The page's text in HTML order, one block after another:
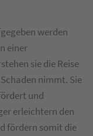
werden
einer
sie die Reise
nimmt. Sie
und
erleichtern den
fördern somit die